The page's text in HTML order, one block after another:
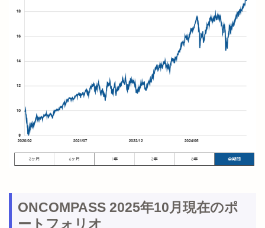
ONCOMPASS 2025年10月現在のポ
ートフォリオ